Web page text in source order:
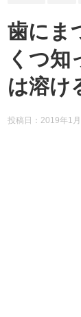
歯にま
くつ知
は溶け
投稿日：2019年1